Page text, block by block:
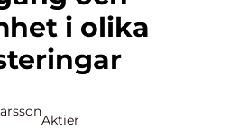
i olika
Aktier